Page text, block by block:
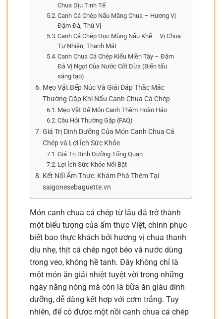
Chua Dịu Tinh Tế
Canh Cá Chép Nấu Măng Chua – Hương Vị
Đậm Đà, Thú Vị
Canh Cá Chép Dọc Mùng Nấu Khế – Vị Chua
Tự Nhiên, Thanh Mát
Canh Chua Cá Chép Kiểu Miền Tây – Đậm
Đà Vị Ngọt Của Nước Cốt Dừa (Biến tấu
sáng tạo)
Mẹo Vặt Bếp Núc Và Giải Đáp Thắc Mắc
Thường Gặp Khi Nấu Canh Chua Cá Chép
Mẹo Vặt Để Món Canh Thêm Hoàn Hảo
Câu Hỏi Thường Gặp (FAQ)
Giá Trị Dinh Dưỡng Của Món Canh Chua Cá
Chép và Lợi Ích Sức Khỏe
Giá Trị Dinh Dưỡng Tổng Quan
Lợi Ích Sức Khỏe Nổi Bật
Kết Nối Ẩm Thực: Khám Phá Thêm Tại
saigonesebaguette.vn
Món canh chua cá chép từ lâu đã trở thành
một biểu tượng của ẩm thực Việt, chinh phục
biết bao thực khách bởi hương vị chua thanh
dịu nhẹ, thịt cá chép ngọt béo và nước dùng
trong veo, không hề tanh. Đây không chỉ là
một món ăn giải nhiệt tuyệt vời trong những
ngày nắng nóng mà còn là bữa ăn giàu dinh
dưỡng, dễ dàng kết hợp với cơm trắng. Tuy
nhiên, để có được một nồi canh chua cá chép